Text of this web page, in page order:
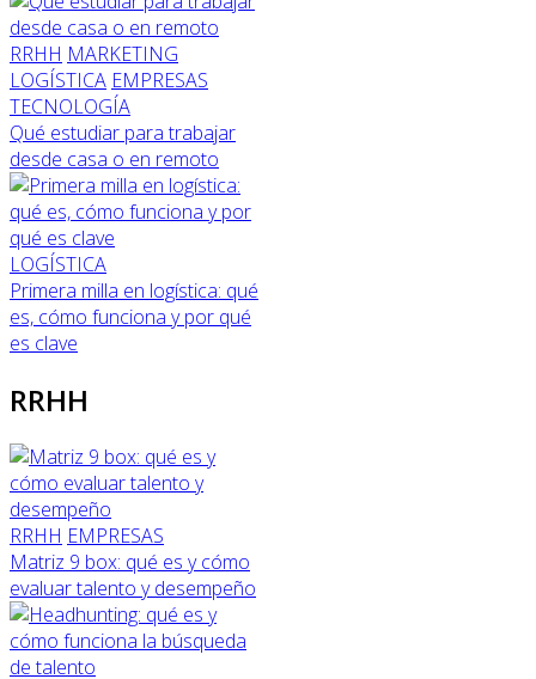
RRHH MARKETING
LOGÍSTICA EMPRESAS
TECNOLOGÍA
Qué estudiar para trabajar
desde casa o en remoto
LOGÍSTICA
Primera milla en logística: qué
es, cómo funciona y por qué
es clave
RRHH
RRHH EMPRESAS
Matriz 9 box: qué es y cómo
evaluar talento y desempeño